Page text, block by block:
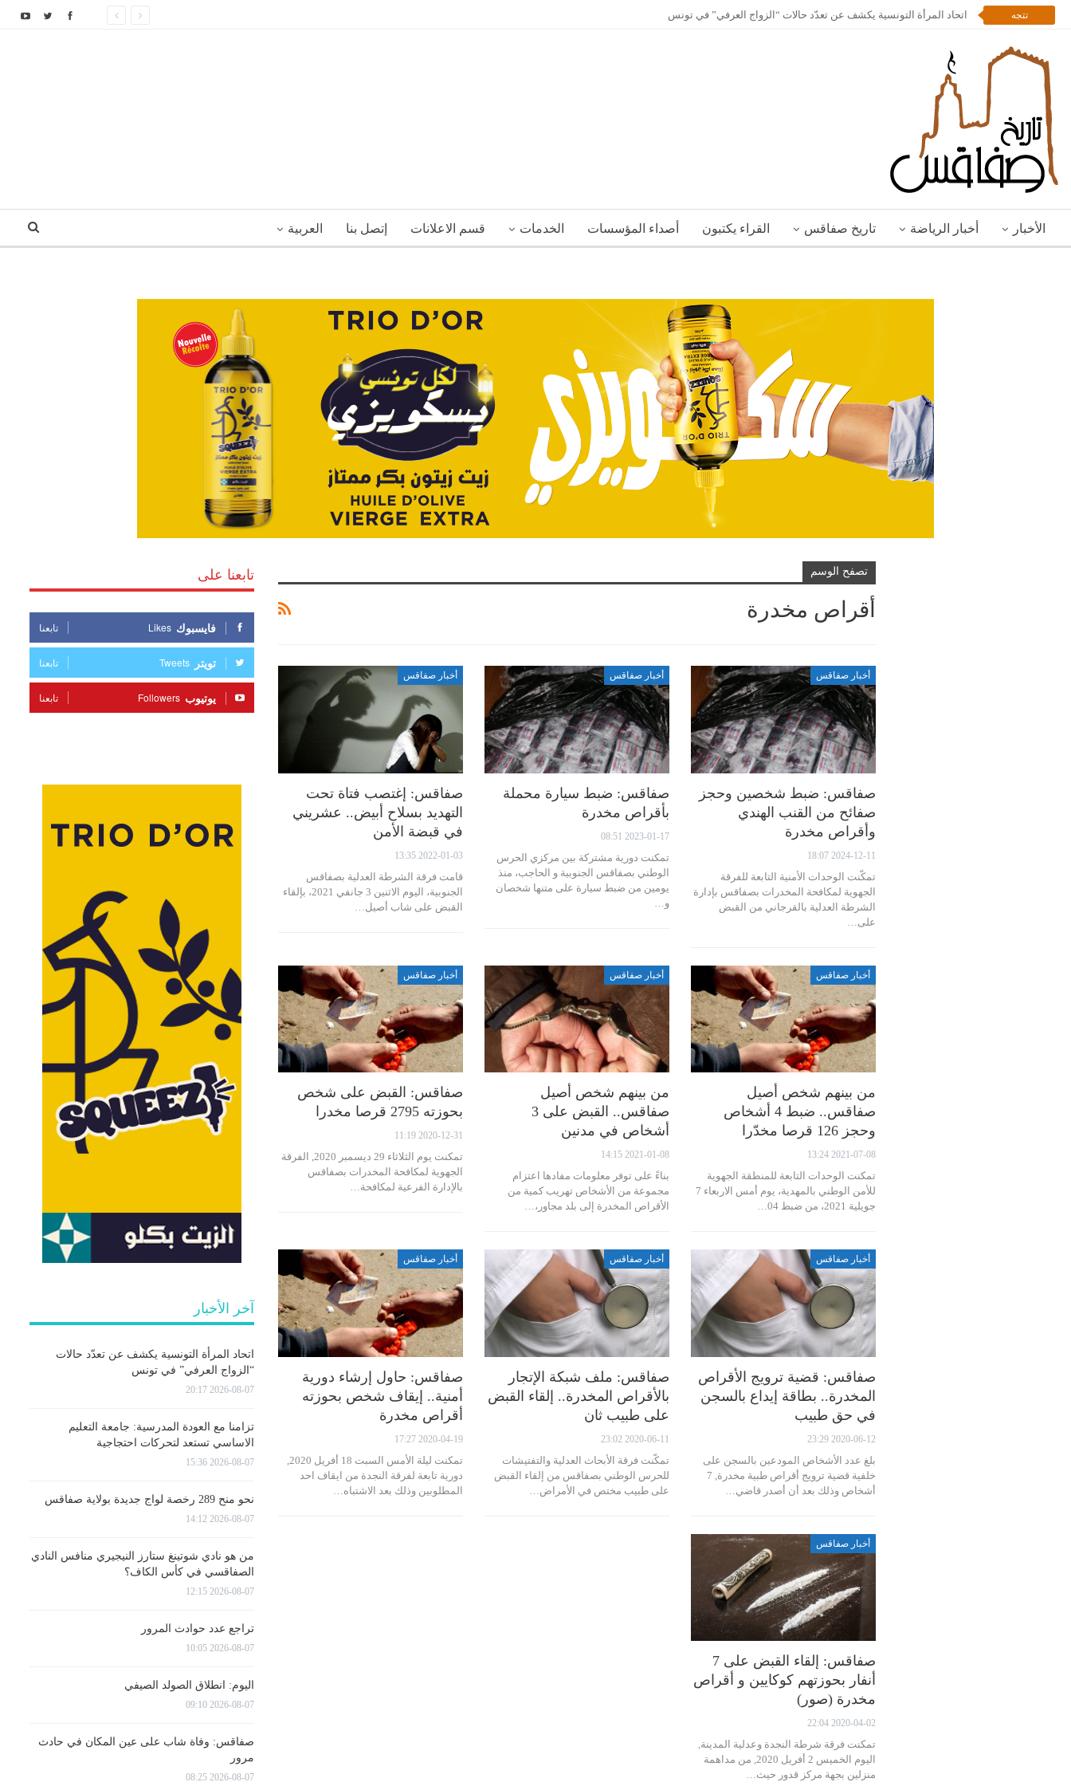
تتجه اتحاد المرأة التونسية يكشف عن تعدّد حالات “الزواج العرفي” في تونس
الأخبار أخبار الرياضة تاريخ صفاقس القراء يكتبون أصداء المؤسسات الخدمات قسم الاعلانات إتصل بنا العربية
تصفح الوسم
أقراص مخدرة
أخبار صفاقس
صفاقس: ضبط شخصين وحجز
صفائح من القنب الهندي
وأقراص مخدرة
2024-12-11 18:07
تمكّنت الوحدات الأمنية التابعة للفرقة
الجهوية لمكافحة المخدرات بصفاقس بإدارة
الشرطة العدلية بالقرجاني من القبض
على…
أخبار صفاقس
صفاقس: ضبط سيارة محملة
بأقراص مخدرة
2023-01-17 08:51
تمكنت دورية مشتركة بين مركزي الحرس
الوطني بصفاقس الجنوبية و الحاجب، منذ
يومين من ضبط سيارة على متنها شخصان
و…
أخبار صفاقس
صفاقس: إغتصب فتاة تحت
التهديد بسلاح أبيض.. عشريني
في قبضة الأمن
2022-01-03 13:35
قامت فرقة الشرطة العدلية بصفاقس
الجنوبية، اليوم الاثنين 3 جانفي 2021، بإلقاء
القبض على شاب أصيل…
أخبار صفاقس
من بينهم شخص أصيل
صفاقس.. ضبط 4 أشخاص
وحجز 126 قرصا مخدّرا
2021-07-08 13:24
تمكنت الوحدات التابعة للمنطقة الجهوية
للأمن الوطني بالمهدية، يوم أمس الاربعاء 7
جويلية 2021، من ضبط 04…
أخبار صفاقس
من بينهم شخص أصيل
صفاقس.. القبض على 3
أشخاص في مدنين
2021-01-08 14:15
بناءً على توفر معلومات مفادها اعتزام
مجموعة من الأشخاص تهريب كمية من
الأقراص المخدرة إلى بلد مجاور،…
أخبار صفاقس
صفاقس: القبض على شخص
بحوزته 2795 قرصا مخدرا
2020-12-31 11:19
تمكنت يوم الثلاثاء 29 ديسمبر 2020, الفرقة
الجهوية لمكافحة المخدرات بصفاقس
بالإدارة الفرعية لمكافحة…
أخبار صفاقس
صفاقس: قضية ترويج الأقراص
المخدرة.. بطاقة إيداع بالسجن
في حق طبيب
2020-06-12 23:29
بلغ عدد الأشخاص المودعين بالسجن على
خلفية قضية ترويج أقراص طبية مخدرة, 7
أشخاص وذلك بعد أن أصدر قاضي…
أخبار صفاقس
صفاقس: ملف شبكة الإتجار
بالأقراص المخدرة.. إلقاء القبض
على طبيب ثان
2020-06-11 23:02
تمكّنت فرقة الأبحاث العدلية والتفتيشات
للحرس الوطني بصفاقس من إلقاء القبض
على طبيب مختص في الأمراض…
أخبار صفاقس
صفاقس: حاول إرشاء دورية
أمنية.. إيقاف شخص بحوزته
أقراص مخدرة
2020-04-19 17:27
دورية تابعة لفرقة النجدة من ايقاف احد
المطلوبين وذلك بعد الاشتباه…
أخبار صفاقس
صفاقس: إلقاء القبض على 7
أنفار بحوزتهم كوكايين و أقراص
مخدرة (صور)
2020-04-02 22:04
تمكنت فرقة شرطة النجدة وعدلية المدينة,
اليوم الخميس 2 أفريل 2020, من مداهمة
منزلين بجهة مركز قدور حيث…
تابعنا على
فايسبوك Likes تابعنا
تويتر Tweets تابعنا
يوتيوب Followers تابعنا
آخر الأخبار
اتحاد المرأة التونسية يكشف عن تعدّد حالات
“الزواج العرفي” في تونس
2026-08-07 20:17
تزامنا مع العودة المدرسية: جامعة التعليم
الاساسي تستعد لتحركات احتجاجية
2026-08-07 15:36
نحو منح 289 رخصة لواج جديدة بولاية صفاقس
2026-08-07 14:12
من هو نادي شوتينغ ستارز النيجيري منافس النادي
الصفاقسي في كأس الكاف؟
2026-08-07 12:15
تراجع عدد حوادث المرور
2026-08-07 10:05
اليوم: انطلاق الصولد الصيفي
2026-08-07 09:10
صفاقس: وفاة شاب على عين المكان في حادث
مرور
2026-08-07 08:25